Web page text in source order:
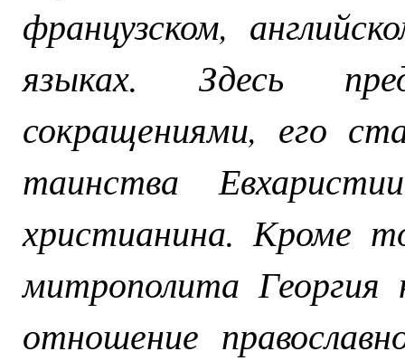
французском,
языках. Здесь
сокращениями, его
таинства
христианина. Кроме
митрополита
отношение